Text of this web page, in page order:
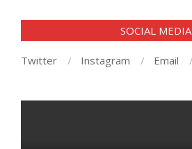
SOCIAL MEDIA
Twitter Instagram Email